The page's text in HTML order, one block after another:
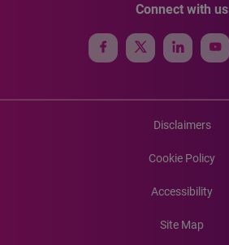
Connect with us
Disclaimers
Cookie Policy
Accessibility
Site Map